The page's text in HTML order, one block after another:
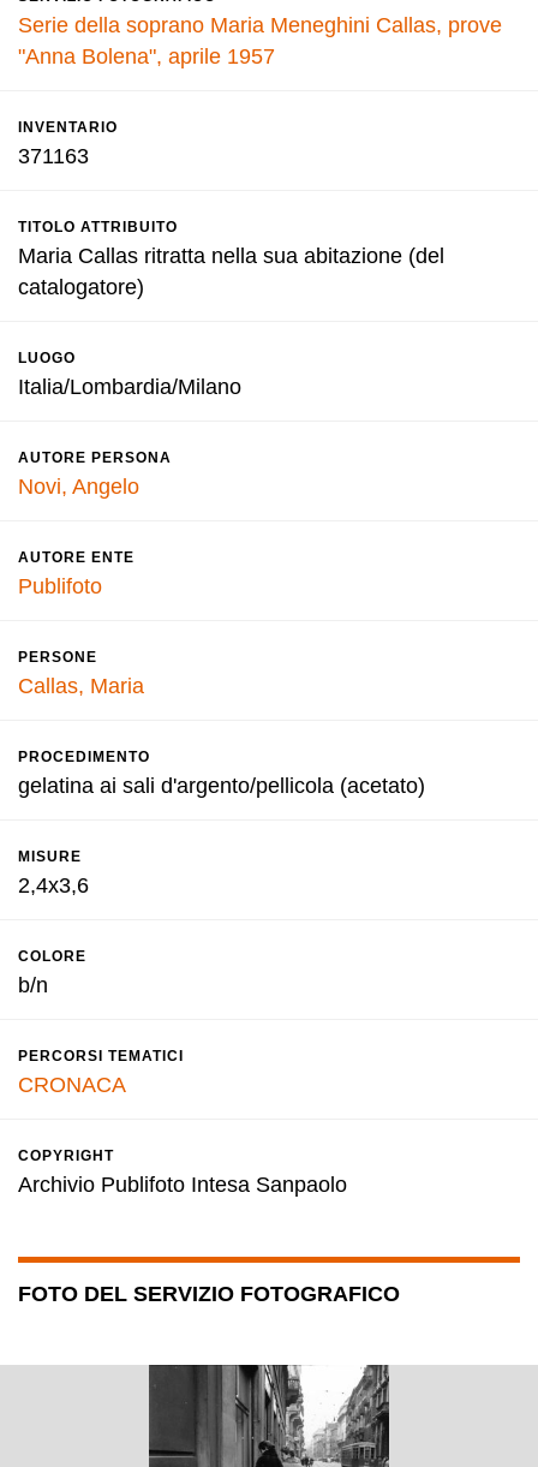
Serie della soprano Maria Meneghini Callas, prove
"Anna Bolena", aprile 1957
INVENTARIO
371163
TITOLO ATTRIBUITO
Maria Callas ritratta nella sua abitazione (del
catalogatore)
LUOGO
Italia/Lombardia/Milano
AUTORE PERSONA
Novi, Angelo
AUTORE ENTE
Publifoto
PERSONE
Callas, Maria
PROCEDIMENTO
gelatina ai sali d'argento/pellicola (acetato)
MISURE
2,4x3,6
COLORE
b/n
PERCORSI TEMATICI
CRONACA
COPYRIGHT
Archivio Publifoto Intesa Sanpaolo
FOTO DEL SERVIZIO FOTOGRAFICO